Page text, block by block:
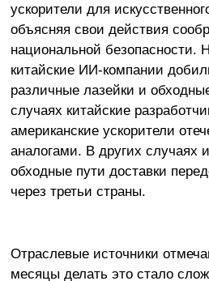
ускорители для
объясняя свои действия
национальной безопасности.
китайские ИИ-компании
различные лазейки и
случаях китайские
американские ускорители
аналогами. В других случаях
обходные пути доставки
через третьи страны.
Отраслевые источники
месяцы делать это стало